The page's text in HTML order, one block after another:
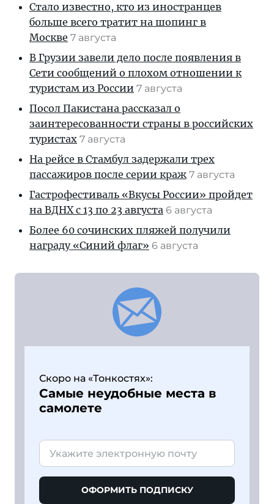
Стало известно, кто из иностранцев
больше всего тратит на шопинг в
Москве 7 августа
В Грузии завели дело после появления в
Сети сообщений о плохом отношении к
туристам из России 7 августа
Посол Пакистана рассказал о
заинтересованности страны в российских
туристах 7 августа
На рейсе в Стамбул задержали трех
пассажиров после серии краж 7 августа
Гастрофестиваль «Вкусы России» пройдет
на ВДНХ с 13 по 23 августа 6 августа
Более 60 сочинских пляжей получили
награду «Синий флаг» 6 августа
Скоро на «Тонкостях»:
Самые неудобные места в
самолете
ОФОРМИТЬ ПОДПИСКУ